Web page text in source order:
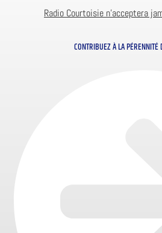
Radio Courtoisie n’acceptera
CONTRIBUEZ À LA PÉRENNITÉ